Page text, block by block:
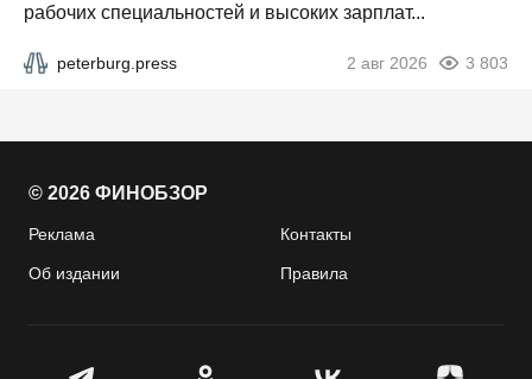
рабочих специальностей и высоких зарплат...
peterburg.press 2 авг 2026 3 803
© 2026 ФИНОБЗОР
Реклама Контакты
Об издании Правила